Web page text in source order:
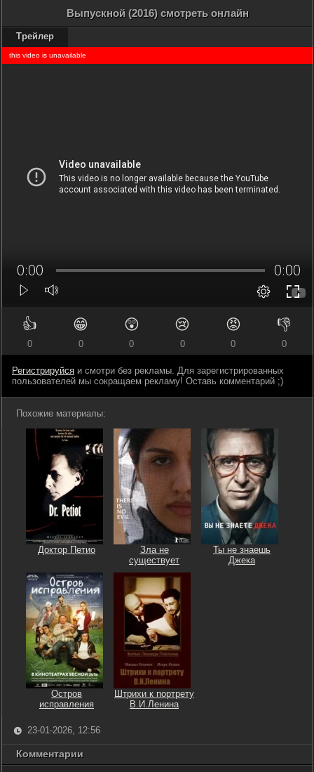
Выпускной (2016) смотреть онлайн
Трейлер
👍
0
😁
0
😲
0
😢
0
😡
0
👎
0
Регистрируйся и смотри без рекламы. Для зарегистрированных
пользователей мы сокращаем рекламу! Оставь комментарий ;)
Похожие материалы:
Доктор Петио
Зла не
существует
Ты не знаешь
Джека
Остров
исправления
Штрихи к портрету
В.И.Ленина
23-01-2026, 12:56
Комментарии